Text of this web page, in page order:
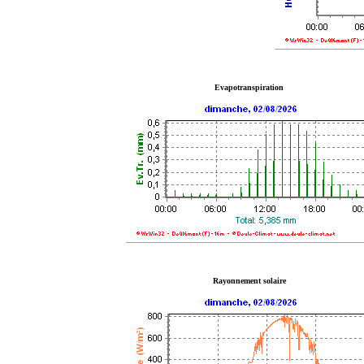
Evapotranspiration
Rayonnement solaire